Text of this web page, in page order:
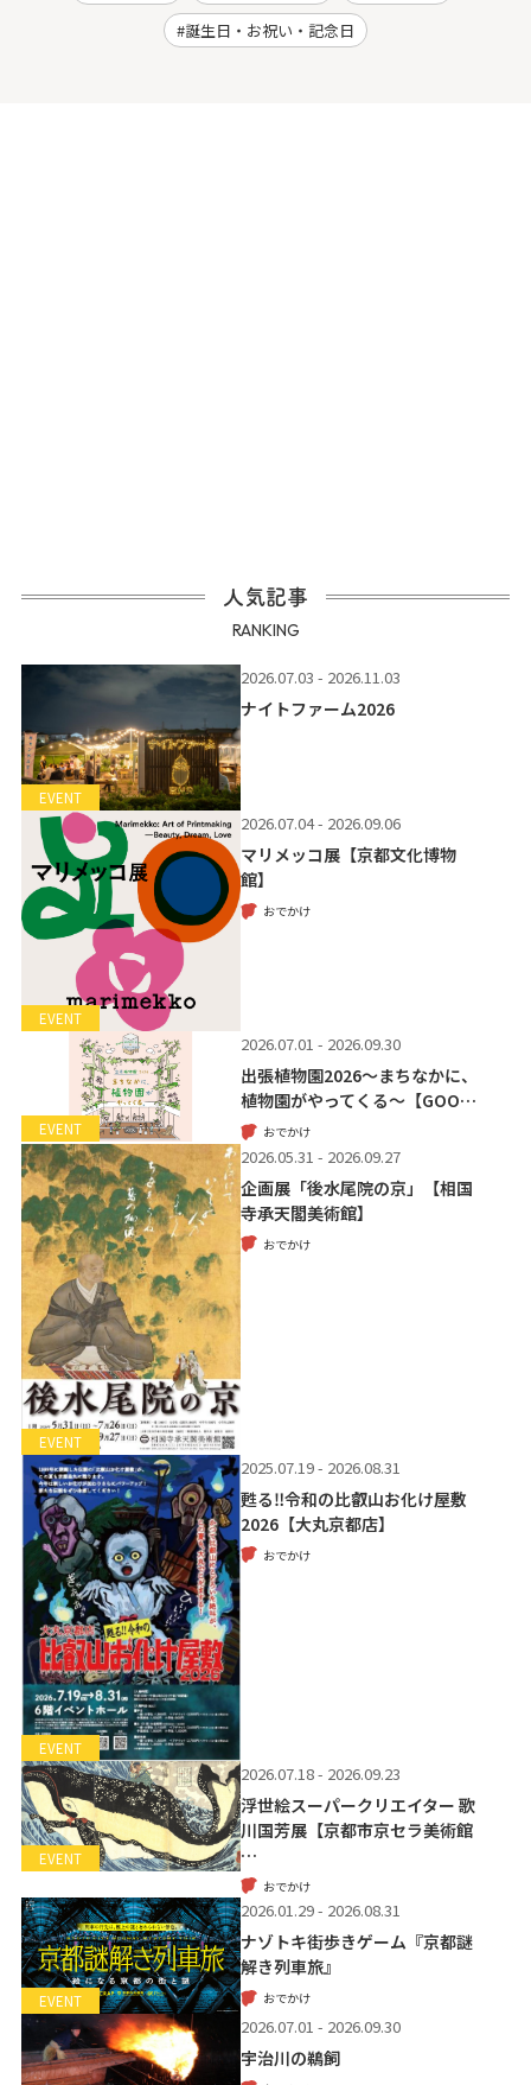
誕生日・お祝い・記念日
人気記事
RANKING
EVENT
2026.07.03 - 2026.11.03
ナイトファーム2026
EVENT
2026.07.04 - 2026.09.06
マリメッコ展【京都文化博物
館】
おでかけ
EVENT
2026.07.01 - 2026.09.30
出張植物園2026～まちなかに、
植物園がやってくる～【GOO…
おでかけ
EVENT
2026.05.31 - 2026.09.27
企画展「後水尾院の京」【相国
寺承天閣美術館】
おでかけ
EVENT
2025.07.19 - 2026.08.31
甦る‼令和の比叡山お化け屋敷
2026【大丸京都店】
おでかけ
EVENT
2026.07.18 - 2026.09.23
浮世絵スーパークリエイター 歌
川国芳展【京都市京セラ美術館
…
おでかけ
EVENT
2026.01.29 - 2026.08.31
ナゾトキ街歩きゲーム『京都謎
解き列車旅』
おでかけ
2026.07.01 - 2026.09.30
宇治川の鵜飼